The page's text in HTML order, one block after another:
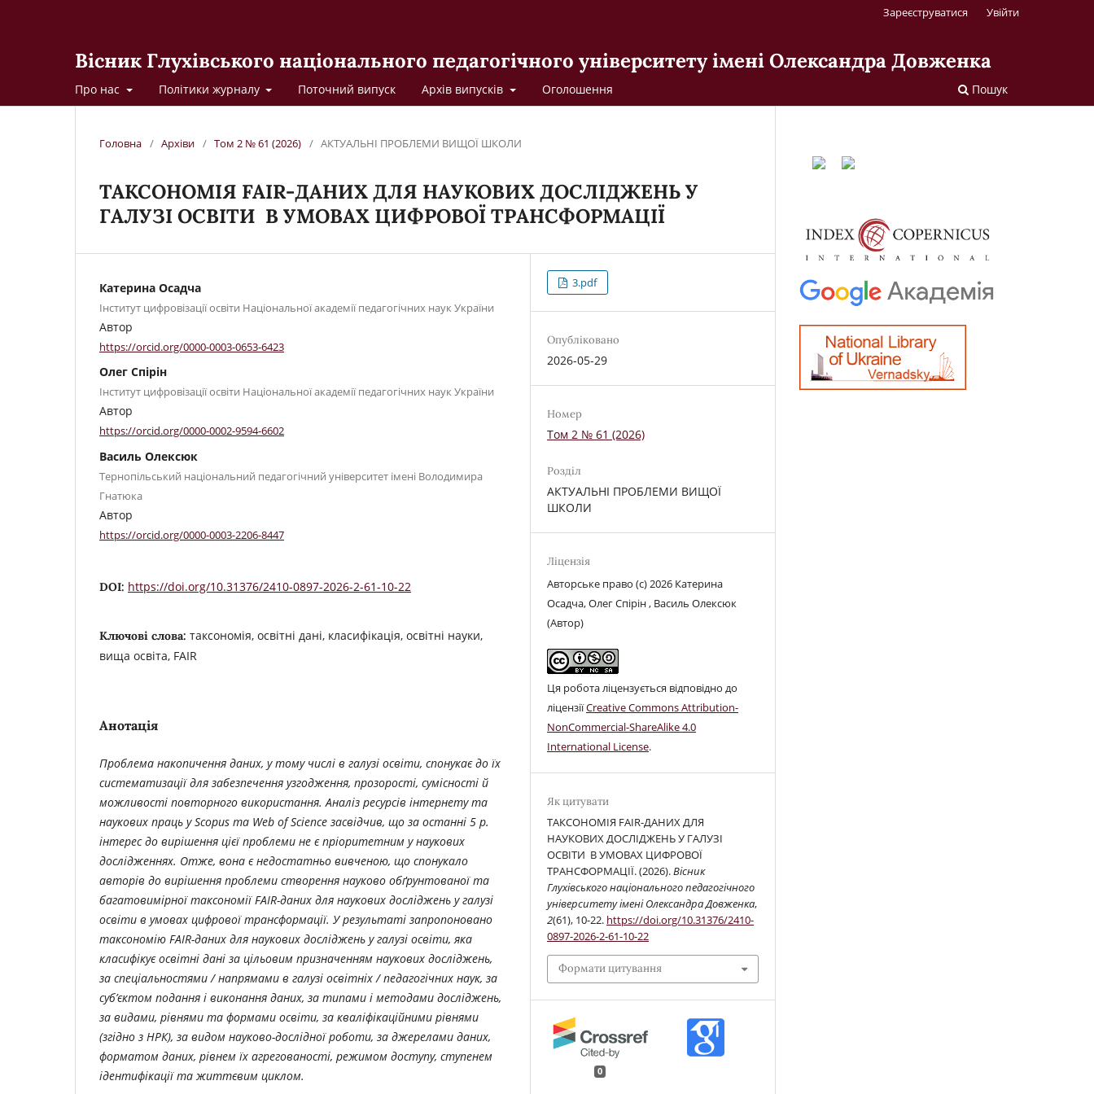
Вісник Глухівського національного педагогічного університету імені Олександра Довженка
Про нас Політики журналу Поточний випуск Архів випусків Оголошення Пошук
Зареєструватися Увійти
Головна / Архіви / Том 2 № 61 (2026) / АКТУАЛЬНІ ПРОБЛЕМИ ВИЩОЇ ШКОЛИ
ТАКСОНОМІЯ FAIR-ДАНИХ ДЛЯ НАУКОВИХ ДОСЛІДЖЕНЬ У
ГАЛУЗІ ОСВІТИ В УМОВАХ ЦИФРОВОЇ ТРАНСФОРМАЦІЇ
Катерина Осадча
Інститут цифровізації освіти Національної академії педагогічних наук України
Автор
https://orcid.org/0000-0003-0653-6423
Олег Спірін
Інститут цифровізації освіти Національної академії педагогічних наук України
Автор
https://orcid.org/0000-0002-9594-6602
Василь Олексюк
Тернопільський національний педагогічний університет імені Володимира
Гнатюка
Автор
https://orcid.org/0000-0003-2206-8447
DOI: https://doi.org/10.31376/2410-0897-2026-2-61-10-22
Ключові слова: таксономія, освітні дані, класифікація, освітні науки,
вища освіта, FAIR
Анотація
Проблема накопичення даних, у тому числі в галузі освіти, спонукає до їх
систематизації для забезпечення узгодження, прозорості, сумісності й
можливості повторного використання. Аналіз ресурсів інтернету та
наукових праць у Scopus та Web of Science засвідчив, що за останні 5 р.
інтерес до вирішення цієї проблеми не є пріоритетним у наукових
дослідженнях. Отже, вона є недостатньо вивченою, що спонукало
авторів до вирішення проблеми створення науково обґрунтованої та
багатовимірної таксономії FAIR-даних для наукових досліджень у галузі
освіти в умовах цифрової трансформації. У результаті запропоновано
таксономію FAIR-даних для наукових досліджень у галузі освіти, яка
класифікує освітні дані за цільовим призначенням наукових досліджень,
за спеціальностями / напрямами в галузі освітніх / педагогічних наук, за
суб’єктом подання і виконання даних, за типами і методами досліджень,
за видами, рівнями та формами освіти, за кваліфікаційними рівнями
(згідно з НРК), за видом науково-дослідної роботи, за джерелами даних,
форматом даних, рівнем їх агрегованості, режимом доступу, ступенем
ідентифікації та життєвим циклом.
3.pdf
Опубліковано
2026-05-29
Номер
Том 2 № 61 (2026)
Розділ
АКТУАЛЬНІ ПРОБЛЕМИ ВИЩОЇ
ШКОЛИ
Ліцензія
Авторське право (c) 2026 Катерина
Осадча, Олег Спірін , Василь Олексюк
(Автор)
Ця робота ліцензується відповідно до
ліцензіїCreative Commons Attribution-
NonCommercial-ShareAlike 4.0
International License.
Як цитувати
ТАКСОНОМІЯ FAIR-ДАНИХ ДЛЯ
НАУКОВИХ ДОСЛІДЖЕНЬ У ГАЛУЗІ
ОСВІТИ В УМОВАХ ЦИФРОВОЇ
ТРАНСФОРМАЦІЇ. (2026).Вісник
Глухівського національного педагогічного
університету імені Олександра Довженка,
2(61), 10-22. https://doi.org/10.31376/2410-
0897-2026-2-61-10-22
Формати цитування
0